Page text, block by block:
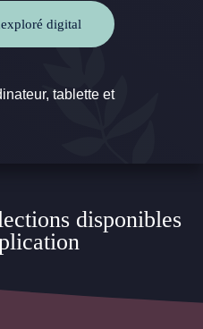
digital
tablette et
disponibles